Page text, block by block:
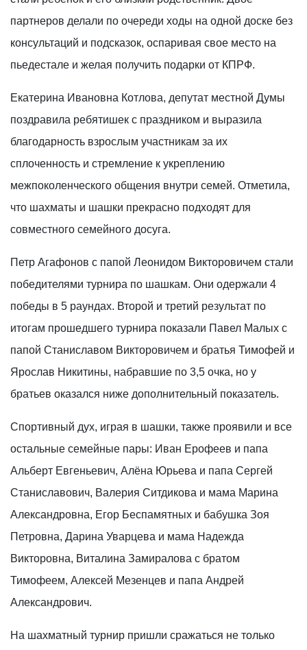
партнеров делали по очереди ходы на одной доске без
консультаций и подсказок, оспаривая свое место на
пьедестале и желая получить подарки от КПРФ.
Екатерина Ивановна Котлова, депутат местной Думы
поздравила ребятишек с праздником и выразила
благодарность взрослым участникам за их
сплоченность и стремление к укреплению
межпоколенческого общения внутри семей. Отметила,
что шахматы и шашки прекрасно подходят для
совместного семейного досуга.
Петр Агафонов с папой Леонидом Викторовичем стали
победителями турнира по шашкам. Они одержали 4
победы в 5 раундах. Второй и третий результат по
итогам прошедшего турнира показали Павел Малых с
папой Станиславом Викторовичем и братья Тимофей и
Ярослав Никитины, набравшие по 3,5 очка, но у
братьев оказался ниже дополнительный показатель.
Спортивный дух, играя в шашки, также проявили и все
остальные семейные пары: Иван Ерофеев и папа
Альберт Евгеньевич, Алёна Юрьева и папа Сергей
Станиславович, Валерия Ситдикова и мама Марина
Александровна, Егор Беспамятных и бабушка Зоя
Петровна, Дарина Уварцева и мама Надежда
Викторовна, Виталина Замиралова с братом
Тимофеем, Алексей Мезенцев и папа Андрей
Александрович.
На шахматный турнир пришли сражаться не только